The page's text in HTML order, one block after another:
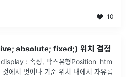
10
absolute; fixed;) 위치 결정
: 속성, 박스유형Position: html
것에서 벗어나 기준 위치 내에서 자유롭